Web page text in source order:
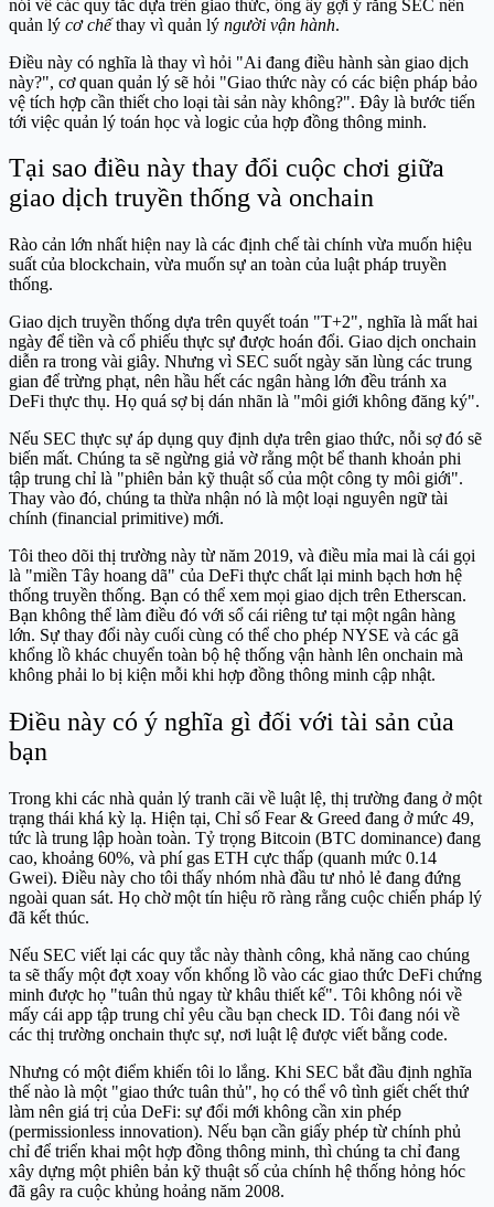
nói về các quy tắc dựa trên giao thức, ông ấy gợi ý rằng SEC nên
quản lý cơ chếthay vì quản lý người vận hành.
Điều này có nghĩa là thay vì hỏi "Ai đang điều hành sàn giao dịch
này?", cơ quan quản lý sẽ hỏi "Giao thức này có các biện pháp bảo
vệ tích hợp cần thiết cho loại tài sản này không?". Đây là bước tiến
tới việc quản lý toán học và logic của hợp đồng thông minh.
Tại sao điều này thay đổi cuộc chơi giữa
giao dịch truyền thống và onchain
Rào cản lớn nhất hiện nay là các định chế tài chính vừa muốn hiệu
suất của blockchain, vừa muốn sự an toàn của luật pháp truyền
thống.
Giao dịch truyền thống dựa trên quyết toán "T+2", nghĩa là mất hai
ngày để tiền và cổ phiếu thực sự được hoán đổi. Giao dịch onchain
diễn ra trong vài giây. Nhưng vì SEC suốt ngày săn lùng các trung
gian để trừng phạt, nên hầu hết các ngân hàng lớn đều tránh xa
DeFi thực thụ. Họ quá sợ bị dán nhãn là "môi giới không đăng ký".
Nếu SEC thực sự áp dụng quy định dựa trên giao thức, nỗi sợ đó sẽ
biến mất. Chúng ta sẽ ngừng giả vờ rằng một bể thanh khoản phi
tập trung chỉ là "phiên bản kỹ thuật số của một công ty môi giới".
Thay vào đó, chúng ta thừa nhận nó là một loại nguyên ngữ tài
chính (financial primitive) mới.
Tôi theo dõi thị trường này từ năm 2019, và điều mỉa mai là cái gọi
là "miền Tây hoang dã" của DeFi thực chất lại minh bạch hơn hệ
thống truyền thống. Bạn có thể xem mọi giao dịch trên Etherscan.
Bạn không thể làm điều đó với sổ cái riêng tư tại một ngân hàng
lớn. Sự thay đổi này cuối cùng có thể cho phép NYSE và các gã
khổng lồ khác chuyển toàn bộ hệ thống vận hành lên onchain mà
không phải lo bị kiện mỗi khi hợp đồng thông minh cập nhật.
Điều này có ý nghĩa gì đối với tài sản của
bạn
Trong khi các nhà quản lý tranh cãi về luật lệ, thị trường đang ở một
trạng thái khá kỳ lạ. Hiện tại, Chỉ số Fear & Greed đang ở mức 49,
tức là trung lập hoàn toàn. Tỷ trọng Bitcoin (BTC dominance) đang
cao, khoảng 60%, và phí gas ETH cực thấp (quanh mức 0.14
Gwei). Điều này cho tôi thấy nhóm nhà đầu tư nhỏ lẻ đang đứng
ngoài quan sát. Họ chờ một tín hiệu rõ ràng rằng cuộc chiến pháp lý
đã kết thúc.
Nếu SEC viết lại các quy tắc này thành công, khả năng cao chúng
ta sẽ thấy một đợt xoay vốn khổng lồ vào các giao thức DeFi chứng
minh được họ "tuân thủ ngay từ khâu thiết kế". Tôi không nói về
mấy cái app tập trung chỉ yêu cầu bạn check ID. Tôi đang nói về
các thị trường onchain thực sự, nơi luật lệ được viết bằng code.
Nhưng có một điểm khiến tôi lo lắng. Khi SEC bắt đầu định nghĩa
thế nào là một "giao thức tuân thủ", họ có thể vô tình giết chết thứ
làm nên giá trị của DeFi: sự đổi mới không cần xin phép
(permissionless innovation). Nếu bạn cần giấy phép từ chính phủ
chỉ để triển khai một hợp đồng thông minh, thì chúng ta chỉ đang
xây dựng một phiên bản kỹ thuật số của chính hệ thống hỏng hóc
đã gây ra cuộc khủng hoảng năm 2008.